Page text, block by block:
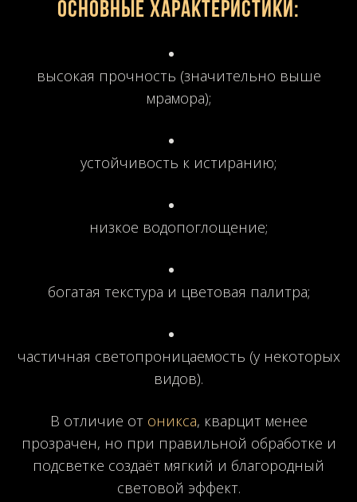
Основные характеристики:
высокая прочность (значительно выше
мрамора);
устойчивость к истиранию;
низкое водопоглощение;
богатая текстура и цветовая палитра;
частичная светопроницаемость (у некоторых
видов).
В отличие от оникса, кварцит менее
прозрачен, но при правильной обработке и
подсветке создаёт мягкий и благородный
световой эффект.